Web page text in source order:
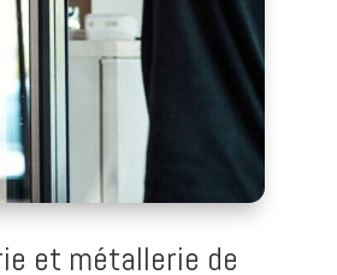
et métallerie de